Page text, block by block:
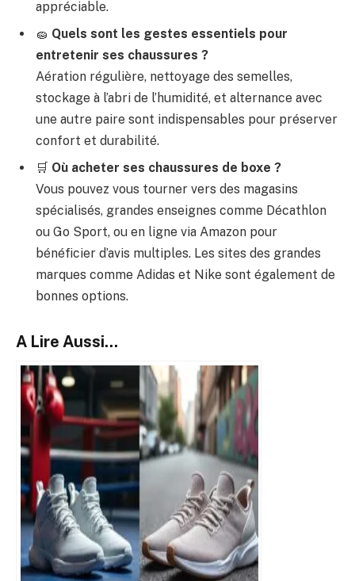
appréciable.
🧽 Quels sont les gestes essentiels pour
entretenir ses chaussures ?
Aération régulière, nettoyage des semelles,
stockage à l’abri de l’humidité, et alternance avec
une autre paire sont indispensables pour préserver
confort et durabilité.
🛒 Où acheter ses chaussures de boxe ?
Vous pouvez vous tourner vers des magasins
spécialisés, grandes enseignes comme Décathlon
ou Go Sport, ou en ligne via Amazon pour
bénéficier d’avis multiples. Les sites des grandes
marques comme Adidas et Nike sont également de
bonnes options.
A Lire Aussi...